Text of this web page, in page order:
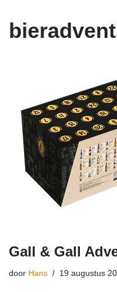
Gall & Gall
door Hans 19 augustus